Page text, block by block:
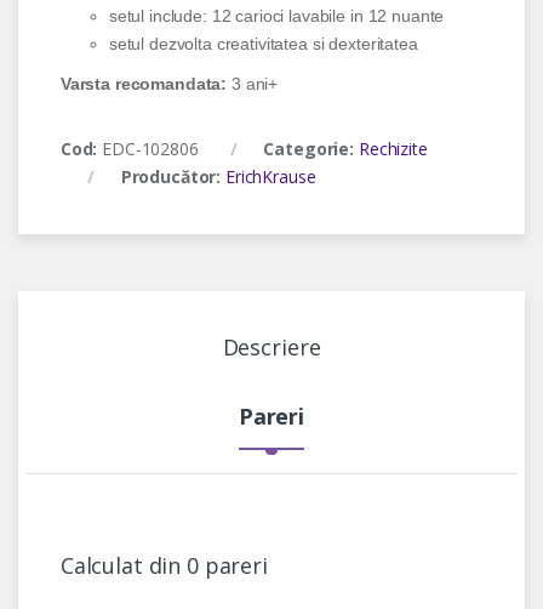
setul include: 12 carioci lavabile in 12 nuante
setul dezvolta creativitatea si dexteritatea
Varsta recomandata: 3 ani+
Cod: EDC-102806 Categorie: Rechizite
Producător: ErichKrause
Descriere
Pareri
Calculat din 0 pareri